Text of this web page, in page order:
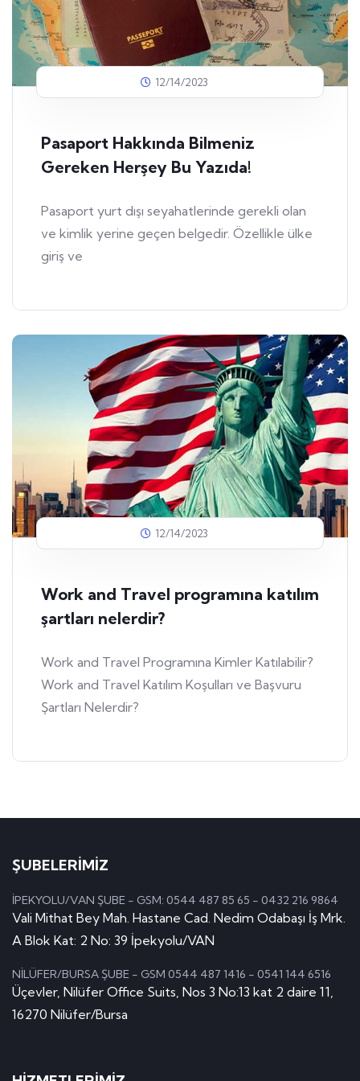
12/14/2023
Pasaport Hakkında Bilmeniz
Gereken Herşey Bu Yazıda!
Pasaport yurt dışı seyahatlerinde gerekli olan
ve kimlik yerine geçen belgedir. Özellikle ülke
giriş ve
12/14/2023
Work and Travel programına katılım
şartları nelerdir?
Work and Travel Programına Kimler Katılabilir?
Work and Travel Katılım Koşulları ve Başvuru
Şartları Nelerdir?
ŞUBELERİMİZ
İPEKYOLU/VAN ŞUBE - GSM: 0544 487 85 65 - 0432 216 9864
Vali Mithat Bey Mah. Hastane Cad. Nedim Odabaşı İş Mrk.
A Blok Kat: 2 No: 39 İpekyolu/VAN
NİLÜFER/BURSA ŞUBE - GSM 0544 487 1416 - 0541 144 6516
Üçevler, Nilüfer Office Suits, Nos 3 No:13 kat 2 daire 11,
16270 Nilüfer/Bursa